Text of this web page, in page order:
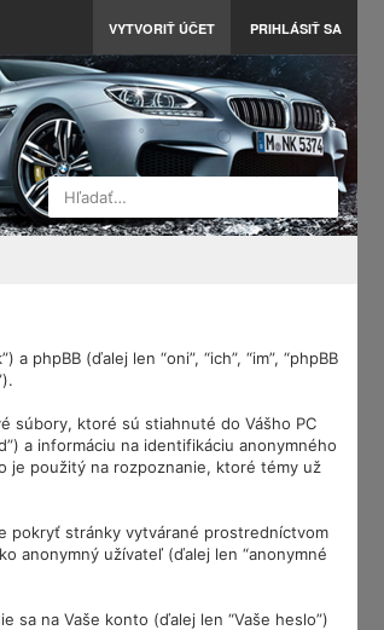
VYTVORIŤ ÚČET PRIHLÁSIŤ SA
Hľadať…
phpBB (ďalej len “oni”, “ich”, “im”, “phpBB
súbory, ktoré sú stiahnuté do Vášho PC
a informáciu na identifikáciu anonymného
je použitý na rozpoznanie, ktoré témy už
pokryť stránky vytvárané prostredníctvom
anonymný užívateľ (ďalej len “anonymné
sa na Vaše konto (ďalej len “Vaše heslo”)